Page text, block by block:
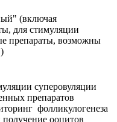
(включая
для стимуляции
препараты, возможны
суперовуляции
препаратов
фолликулогенеза
ооцитов